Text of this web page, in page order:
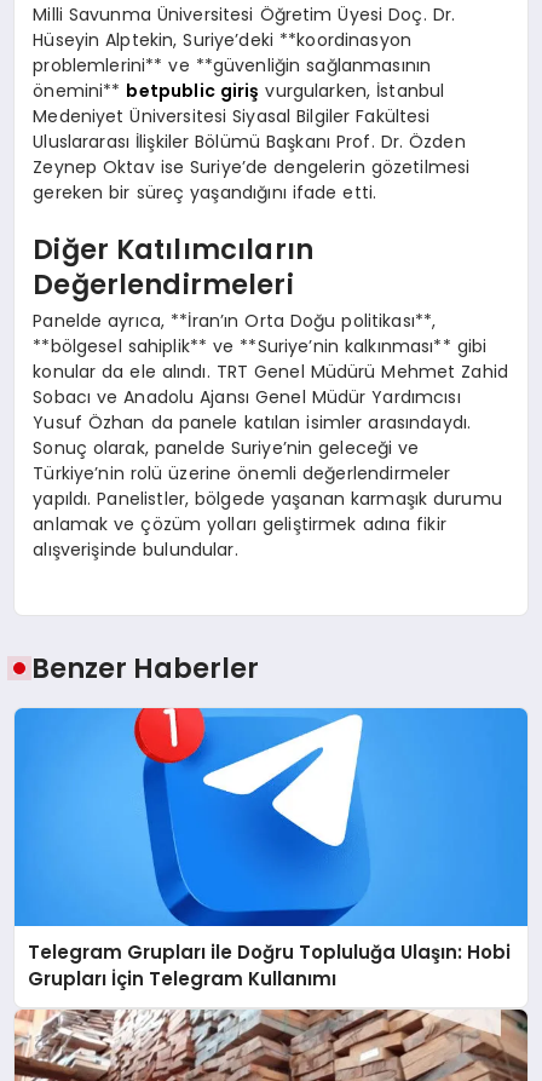
Milli Savunma Üniversitesi Öğretim Üyesi Doç. Dr.
Hüseyin Alptekin, Suriye’deki **koordinasyon
problemlerini** ve **güvenliğin sağlanmasının
önemini** betpublic giriş vurgularken, İstanbul
Medeniyet Üniversitesi Siyasal Bilgiler Fakültesi
Uluslararası İlişkiler Bölümü Başkanı Prof. Dr. Özden
Zeynep Oktav ise Suriye’de dengelerin gözetilmesi
gereken bir süreç yaşandığını ifade etti.
Diğer Katılımcıların
Değerlendirmeleri
Panelde ayrıca, **İran’ın Orta Doğu politikası**,
**bölgesel sahiplik** ve **Suriye’nin kalkınması** gibi
konular da ele alındı. TRT Genel Müdürü Mehmet Zahid
Sobacı ve Anadolu Ajansı Genel Müdür Yardımcısı
Yusuf Özhan da panele katılan isimler arasındaydı.
Sonuç olarak, panelde Suriye’nin geleceği ve
Türkiye’nin rolü üzerine önemli değerlendirmeler
yapıldı. Panelistler, bölgede yaşanan karmaşık durumu
anlamak ve çözüm yolları geliştirmek adına fikir
alışverişinde bulundular.
Benzer Haberler
Telegram Grupları ile Doğru Topluluğa Ulaşın: Hobi
Grupları İçin Telegram Kullanımı